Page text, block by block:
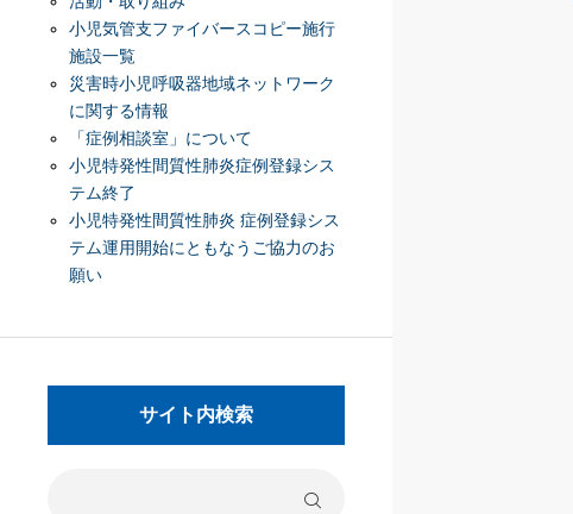
小児気管支ファイバースコピー施行
施設一覧
災害時小児呼吸器地域ネットワーク
に関する情報
「症例相談室」について
小児特発性間質性肺炎症例登録シス
テム終了
小児特発性間質性肺炎 症例登録シス
テム運用開始にともなうご協力のお
願い
サイト内検索